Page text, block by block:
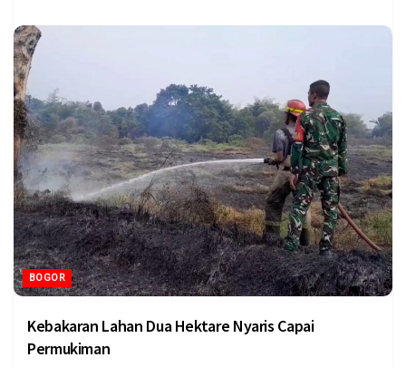
BOGOR
Kebakaran Lahan Dua Hektare Nyaris Capai
Permukiman